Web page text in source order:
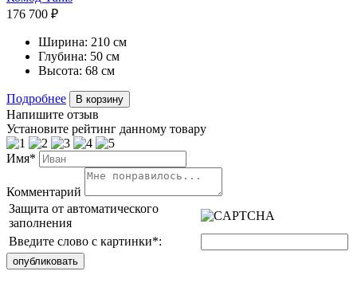
176 700 ₽
Ширина: 210 см
Глубина: 50 см
Высота: 68 см
Подробнее В корзину
Напишите отзыв
Установите рейтинг данному товару
Имя*
Комментарий
Защита от автоматического
заполнения
Введите слово с картинки*: